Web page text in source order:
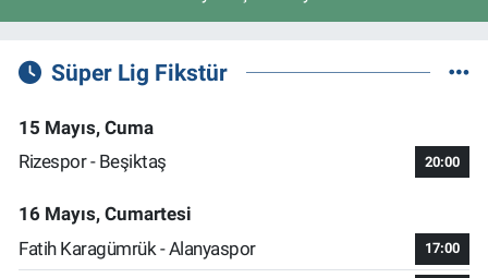
Süper Lig Fikstür
15 Mayıs, Cuma
Rizespor - Beşiktaş
20:00
16 Mayıs, Cumartesi
Fatih Karagümrük - Alanyaspor
17:00